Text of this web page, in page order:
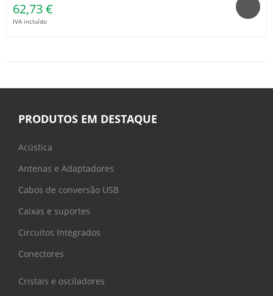
62,73 €
IVA incluído
PRODUTOS EM DESTAQUE
Acústica
Antenas e Adaptadores
Cabos de conversão USB
Caixas e suportes
Circuitos Integrados
Conectores
Cristais e osciladores